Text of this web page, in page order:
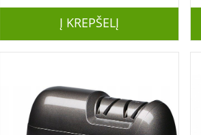
Į KREPŠELĮ